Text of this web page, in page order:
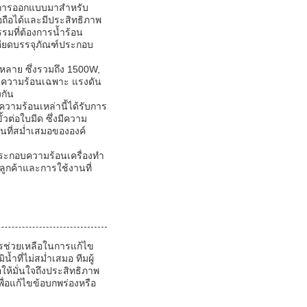
รออกแบบมาสำหรับ
อได้และมีประสิทธิภาพ
มที่ต้องการน้ำร้อน
ยดบรรจุภัณฑ์ประกอบ
าย ซึ่งรวมถึง 1500W,
วามร้อนเฉพาะ แรงดัน
กัน
ามร้อนเหล่านี้ได้รับการ
ต่อใบมีด ซึ่งมีความ
ที่สม่ำเสมอขององค์
กอบความร้อนเครื่องทำ
กค้าและการใช้งานที่
วยเหลือในการแก้ไข
ำที่ไม่สม่ำเสมอ ทีมผู้
ห้มั่นใจถึงประสิทธิภาพ
แก้ไขข้อบกพร่องหรือ